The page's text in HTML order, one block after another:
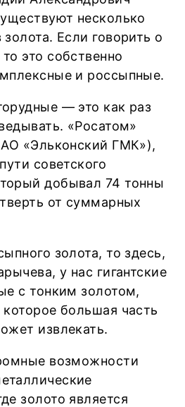
несколько
Если говорить о
это собственно
и россыпные.
— это как раз
«Росатом»
«Эльконский ГМК»),
советского
добывал 74 тонны
от суммарных
золота, то здесь,
у нас гигантские
с тонким золотом,
большая часть
извлекать.
возможности
золото является